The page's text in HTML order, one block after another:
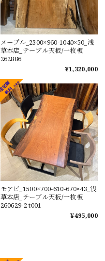
メープル_2300×960-1040×50_浅
草本店_テーブル天板/一枚板
262886
¥1,320,000
モアビ_1500×700-610-670×43_浅
草本店_テーブル天板/一枚板
260629-2 t001
¥495,000